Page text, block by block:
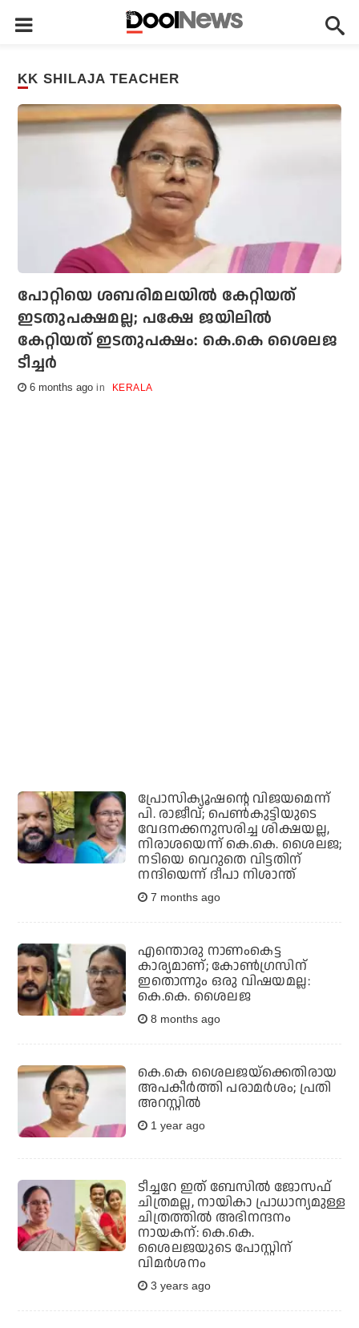
KK SHILAJA TEACHER
പോറ്റിയെ ശബരിമലയില്‍ കേറ്റിയത്
ഇടതുപക്ഷമല്ല; പക്ഷേ ജയിലില്‍
കേറ്റിയത് ഇടതുപക്ഷം: കെ.കെ ശൈലജ
ടീച്ചര്‍
6 months ago KERALA
പ്രോസിക്യൂഷന്റെ വിജയമെന്ന്
പി. രാജീവ്; പെണ്‍കുട്ടിയുടെ
വേദനക്കനുസരിച്ച ശിക്ഷയല്ല,
നിരാശയെന്ന് കെ.കെ. ശൈലജ;
നടിയെ വെറുതെ വിട്ടതിന്
നന്ദിയെന്ന് ദീപാ നിശാന്ത്
7 months ago
എന്തൊരു നാണംകെട്ട
കാര്യമാണ്; കോൺഗ്രസിന്
ഇതൊന്നും ഒരു വിഷയമല്ല:
കെ.കെ. ശൈലജ
8 months ago
കെ.കെ ശൈലജയ്‌ക്കെതിരായ
അപകീര്‍ത്തി പരാമര്‍ശം; പ്രതി
അറസ്റ്റില്‍
1 year ago
ടീച്ചറേ ഇത് ബേസില്‍ ജോസഫ്
ചിത്രമല്ല, നായികാ പ്രാധാന്യമുള്ള
ചിത്രത്തില്‍ അഭിനന്ദനം
നായകന്: കെ.കെ.
ശൈലജയുടെ പോസ്റ്റിന്
വിമര്‍ശനം
3 years ago